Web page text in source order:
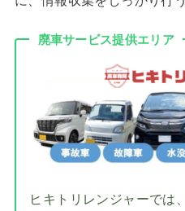
廃車サービス提供エリア
ヒキトリレンジャーでは